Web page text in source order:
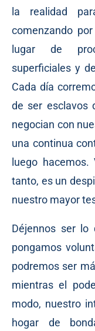
la realidad
comenzando
lugar de
superficiales y
Cada día
de ser esclavos
negocian con
una continua
luego
tanto, es un
nuestro mayor
Déjennos ser lo
pongamos
podremos ser
mientras el
modo, nuestro
hogar de